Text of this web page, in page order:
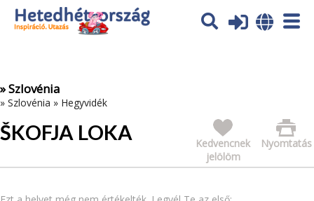
Az oldal sütiket (cookies) használ. További tájékoztatás itt:
Adatvédelmi tájékoztató
» Szlovénia
» Szlovénia » Hegyvidék
ŠKOFJA LOKA Nyomtatás
Kedvencnek
jelölöm